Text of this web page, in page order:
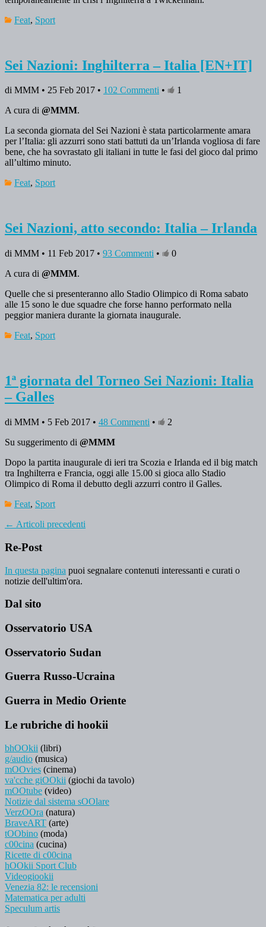
Feat, Sport
Sei Nazioni: Inghilterra – Italia [EN+IT]
di MMM • 25 Feb 2017 • 102 Commenti •
1
A cura di @MMM.
La seconda giornata del Sei Nazioni è stata particolarmente amara
per l’Italia: gli azzurri sono stati battuti da un’Irlanda vogliosa di fare
bene, che ha sovrastato gli italiani in tutte le fasi del gioco dal primo
all’ultimo minuto.
Feat, Sport
Sei Nazioni, atto secondo: Italia – Irlanda
di MMM • 11 Feb 2017 • 93 Commenti •
0
A cura di @MMM.
Quelle che si presenteranno allo Stadio Olimpico di Roma sabato
alle 15 sono le due squadre che forse hanno performato nella
peggior maniera durante la giornata inaugurale.
Feat, Sport
1ª giornata del Torneo Sei Nazioni: Italia
– Galles
di MMM • 5 Feb 2017 • 48 Commenti •
2
Su suggerimento di @MMM
Dopo la partita inaugurale di ieri tra Scozia e Irlanda ed il big match
tra Inghilterra e Francia, oggi alle 15.00 si gioca allo Stadio
Olimpico di Roma il debutto degli azzurri contro il Galles.
Feat, Sport
← Articoli precedenti
Re-Post
In questa pagina puoi segnalare contenuti interessanti e curati o
notizie dell'ultim'ora.
Dal sito
Osservatorio USA
Osservatorio Sudan
Guerra Russo-Ucraina
Guerra in Medio Oriente
Le rubriche di hookii
bhOOkii (libri)
g/audio (musica)
mOOvies (cinema)
va'cche giOOkii (giochi da tavolo)
mOOtube (video)
Notizie dal sistema sOOlare
VerzOOra (natura)
BraveART (arte)
tOObino (moda)
c00cina (cucina)
Ricette di c00cina
hOOkii Sport Club
Videogiookii
Venezia 82: le recensioni
Matematica per adulti
Speculum artis